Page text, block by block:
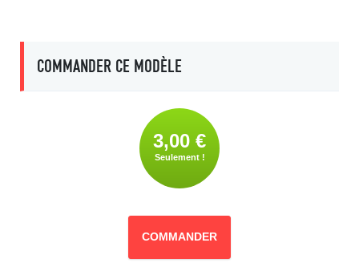
COMMANDER CE MODÈLE
3,00 €
Seulement !
COMMANDER